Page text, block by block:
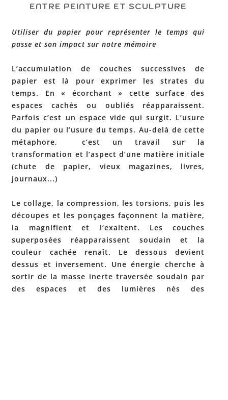
ENTRE PEINTURE ET SCULPTURE
Utiliser du papier pour représenter le temps qui
passe et son impact sur notre mémoire
L’accumulation de couches successives de
papier est là pour exprimer les strates du
temps. En « écorchant » cette surface des
espaces cachés ou oubliés réapparaissent.
Parfois c’est un espace vide qui surgit. L’usure
du papier ou l’usure du temps. Au-delà de cette
métaphore, c’est un travail sur la
transformation et l’aspect d’une matière initiale
(chute de papier, vieux magazines, livres,
journaux...)
Le collage, la compression, les torsions, puis les
découpes et les ponçages façonnent la matière,
la magnifient et l’exaltent. Les couches
superposées réapparaissent soudain et la
couleur cachée renaît. Le dessous devient
dessus et inversement. Une énergie cherche à
sortir de la masse inerte traversée soudain par
des espaces et des lumières nés des